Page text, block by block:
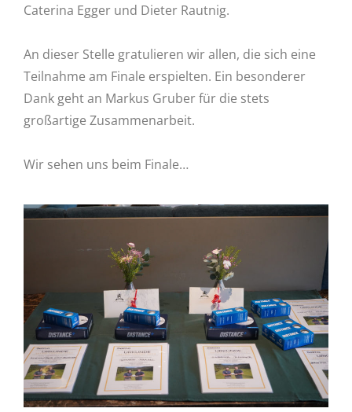
Caterina Egger und Dieter Rautnig.
An dieser Stelle gratulieren wir allen, die sich eine
Teilnahme am Finale erspielten. Ein besonderer
Dank geht an Markus Gruber für die stets
großartige Zusammenarbeit.
Wir sehen uns beim Finale…